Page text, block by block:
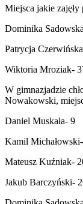
Miejsca jakie zajęły
Dominika
Patrycja
Wiktoria Mroziak-
W gimnazjadzie
Nowakowski,
Daniel Muskała- 9
Kamil
Mateusz Kuźniak-
Jakub Barczyński-